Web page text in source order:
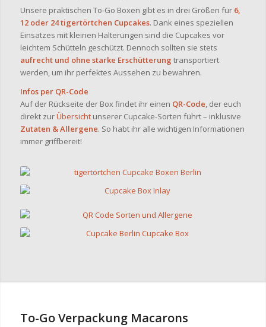
Unsere praktischen To-Go Boxen gibt es in drei Größen für 6,
12 oder 24 tigertörtchen Cupcakes. Dank eines speziellen
Einsatzes mit kleinen Halterungen sind die Cupcakes vor
leichtem Schütteln geschützt. Dennoch sollten sie stets
aufrecht und ohne starke Erschütterung transportiert
werden, um ihr perfektes Aussehen zu bewahren.
Infos per QR-Code
Auf der Rückseite der Box findet ihr einen QR-Code, der euch
direkt zurÜbersichtunserer Cupcake-Sorten führt – inklusive
Zutaten & Allergene. So habt ihr alle wichtigen Informationen
immer griffbereit!
To-Go Verpackung Macarons